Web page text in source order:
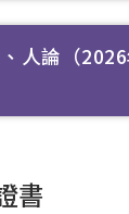
人論（
書